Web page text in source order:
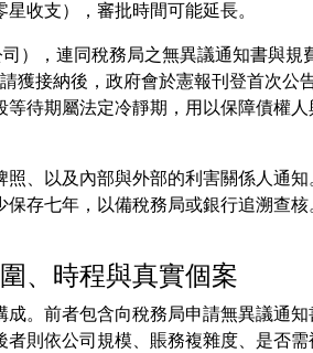
收支），審批時間可能延長。
），連同稅務局之無異議通知書與規
獲接納後，政府會於憲報刊登首次公
待期屬法定冷靜期，用以保障債權人
、以及內部與外部的利害關係人通知
存七年，以備稅務局或銀行追溯查核
、時程與真實個案
。前者包含向稅務局申請無異議通知
則依公司規模、賬務複雜度、是否需